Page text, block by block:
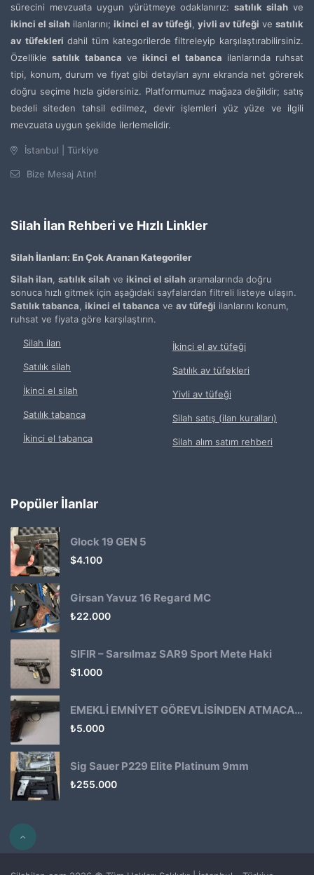
sürecini mevzuata uygun yürütmeye odaklanırız:satılık silah ve
ikinci el silah ilanlarını;ikinci el av tüfeği, yivli av tüfeği vesatılık
av tüfekleri dahil tüm kategorilerde filtreleyip karşılaştırabilirsiniz.
Özelliklesatılık tabanca ve ikinci el tabanca ilanlarında ruhsat
tipi, konum, durum ve fiyat gibi detayları aynı ekranda net görerek
doğru seçime hızla gidersiniz. Platformumuz mağaza değildir; satış
bedeli siteden tahsil edilmez, devir işlemleri yüz yüze ve ilgili
mevzuata uygun şekilde ilerlemelidir.
İstanbul | Türkiye
Bize Mesaj Atın!
Silah İlan Rehberi ve Hızlı Linkler
Silah İlanları: En Çok Aranan Kategoriler
Silah ilan satılık silah ve ikinci el silah aramalarında doğru
sonuca hızlı gitmek için aşağıdaki sayfalardan filtreli listeye ulaşın.
Satılık tabanca ikinci el tabanca ve av tüfeği ilanlarını konum,
ruhsat ve fiyata göre karşılaştırın.
Silah ilan
Satılık silah
İkinci el silah
Satılık tabanca
İkinci el tabanca
İkinci el av tüfeği
Satılık av tüfekleri
Yivli av tüfeği
Silah satış (ilan kuralları)
Silah alım satım rehberi
Popüler İlanlar
Glock 19 GEN 5
$4.100
Girsan Yavuz 16 Regard MC
₺22.000
SIFIR – Sarsılmaz SAR9 Sport Mete Haki
$1.000
EMEKLİ EMNİYET GÖREVLİSİNDEN ATMACA 53 KLASİK14
₺5.000
Sig Sauer P229 Elite Platinum 9mm
₺255.000